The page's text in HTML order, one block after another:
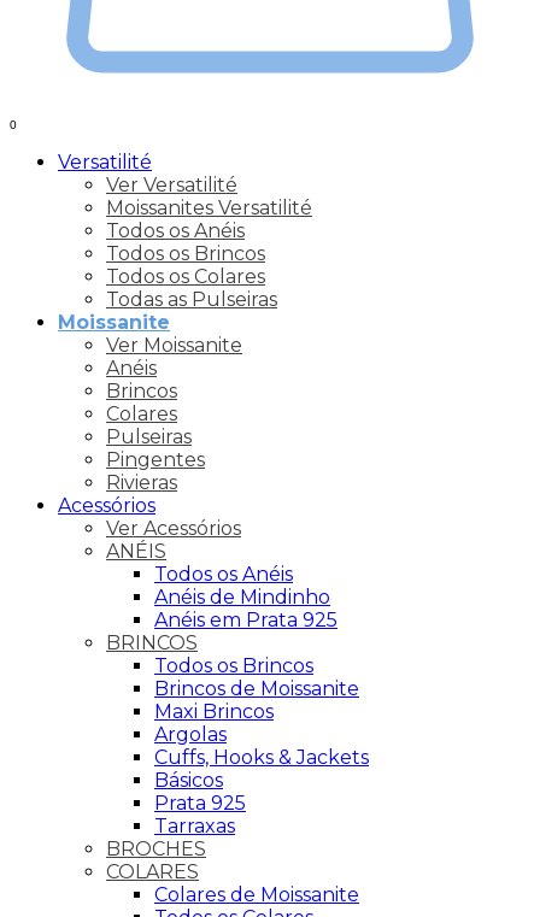
0
Versatilité
Ver Versatilité
Moissanites Versatilité
Todos os Anéis
Todos os Brincos
Todos os Colares
Todas as Pulseiras
Moissanite
Ver Moissanite
Anéis
Brincos
Colares
Pulseiras
Pingentes
Rivieras
Acessórios
Ver Acessórios
ANÉIS
Todos os Anéis
Anéis de Mindinho
Anéis em Prata 925
BRINCOS
Todos os Brincos
Brincos de Moissanite
Maxi Brincos
Argolas
Cuffs, Hooks & Jackets
Básicos
Prata 925
Tarraxas
BROCHES
COLARES
Colares de Moissanite